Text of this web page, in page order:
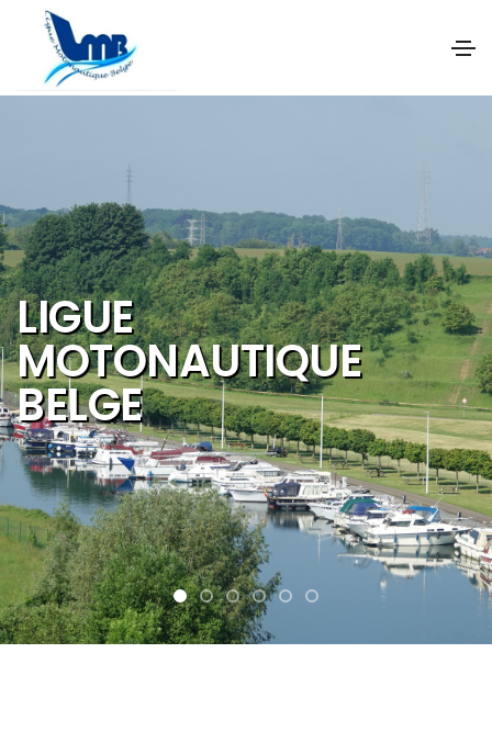
NOS OBJECTIFS SONT
DE PROMOUVOIR ET DE
DEVELOPPER :
Les activités et
sports nautiques
Le tourisme de
qualité
La mobilité douce